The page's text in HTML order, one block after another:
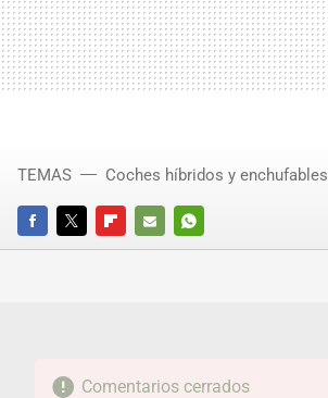
FACEBOOKTWITTERFLIPBOARD
E-
WHATSAPP
TEMAS Coches híbridos y enchufables
Comentarios cerrados